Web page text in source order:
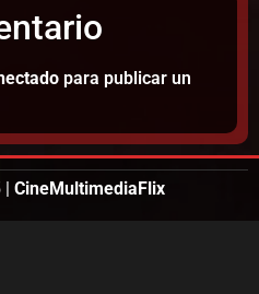
para publicar un
| CineMultimediaFlix